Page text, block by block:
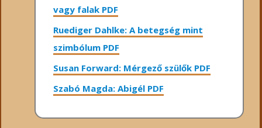
vagy falak PDF
Ruediger Dahlke: A betegség mint
szimbólum PDF
Susan Forward: Mérgező szülők PDF
Szabó Magda: Abigél PDF